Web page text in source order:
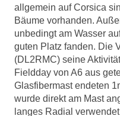
allgemein auf Corsica
Bäume vorhanden.
unbedingt am Wasser
guten Platz fanden. Die
(DL2RMC) seine
Fieldday von A6 aus
Glasfibermast endeten
wurde direkt am Mast
langes Radial